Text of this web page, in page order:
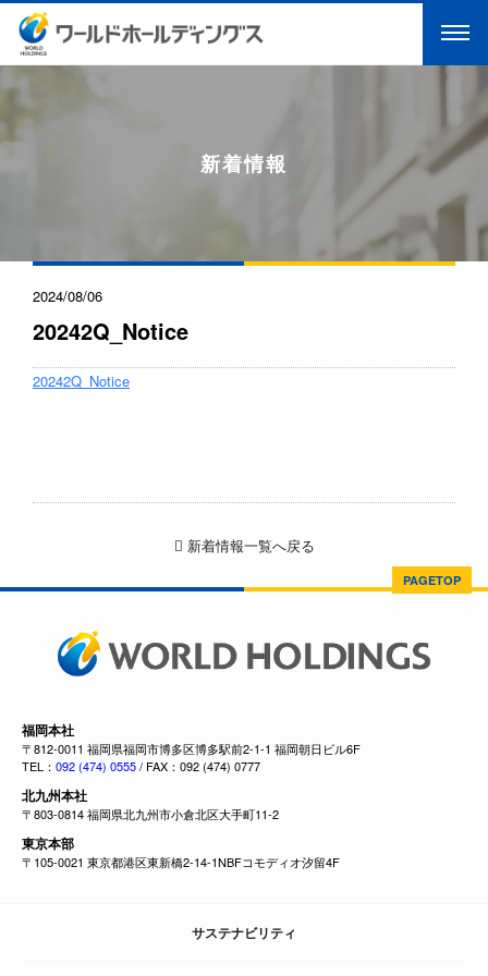
新着情報
2024/08/06
20242Q_Notice
20242Q_Notice
新着情報一覧へ戻る
PAGETOP
福岡本社
〒812-0011 福岡県福岡市博多区博多駅前2-1-1 福岡朝日ビル6F
TEL： 092 (474) 0555/ FAX：092 (474) 0777
北九州本社
〒803-0814 福岡県北九州市小倉北区大手町11-2
東京本部
〒105-0021 東京都港区東新橋2-14-1NBFコモディオ汐留4F
サステナビリティ